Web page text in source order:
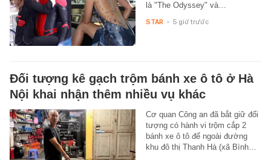
là "The Odyssey" và…
STAR - 5 giờ trước
Đối tượng kê gạch trộm bánh xe ô tô ở Hà
Nội khai nhận thêm nhiều vụ khác
Cơ quan Công an đã bắt giữ đối
tượng có hành vi trộm cắp 2
bánh xe ô tô để ngoài đường
khu đô thị Thanh Hà (xã Bình…